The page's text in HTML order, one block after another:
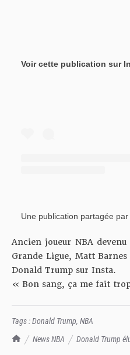
TrashTalk Actu NBA
News NBA
Donald Trump
Voir cette publication sur
Ancien joueur NBA
Grande Ligue, Matt
Donald Trump sur Insta.
« Bon sang, ça me fait
Tags :Donald Trump, NBA